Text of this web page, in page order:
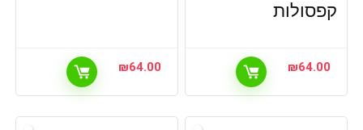
קפסולות
₪64.00
₪64.00